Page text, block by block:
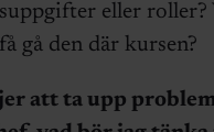
eller roller?
gå den där kursen?
att ta upp